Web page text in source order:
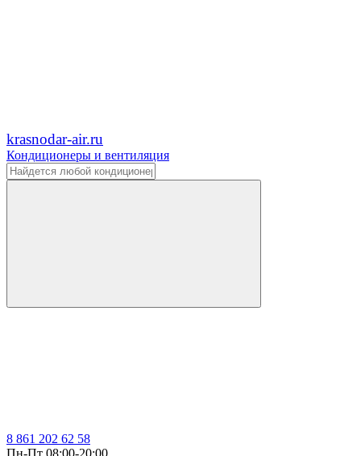
krasnodar-air.ru
Кондиционеры и вентиляция
8 861 202 62 58
Пн-Пт 08:00-20:00